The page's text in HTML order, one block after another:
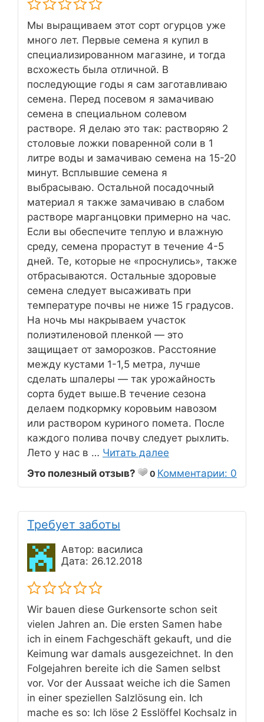
Мы выращиваем этот сорт огурцов уже
много лет. Первые семена я купил в
специализированном магазине, и тогда
всхожесть была отличной. В
последующие годы я сам заготавливаю
семена. Перед посевом я замачиваю
семена в специальном солевом
растворе. Я делаю это так: растворяю 2
столовые ложки поваренной соли в 1
литре воды и замачиваю семена на 15-20
минут. Всплывшие семена я
выбрасываю. Остальной посадочный
материал я также замачиваю в слабом
растворе марганцовки примерно на час.
Если вы обеспечите теплую и влажную
среду, семена прорастут в течение 4-5
дней. Те, которые не «проснулись», также
отбрасываются. Остальные здоровые
семена следует высаживать при
температуре почвы не ниже 15 градусов.
На ночь мы накрываем участок
полиэтиленовой пленкой — это
защищает от заморозков. Расстояние
между кустами 1-1,5 метра, лучше
сделать шпалеры — так урожайность
сорта будет выше.В течение сезона
делаем подкормку коровьим навозом
или раствором куриного помета. После
каждого полива почву следует рыхлить.
Лето у нас в … Читать далее
Это полезный отзыв?
0 Комментарии: 0
Требует заботы
Автор: василиса
Дата: 26.12.2018
Wir bauen diese Gurkensorte schon seit
vielen Jahren an. Die ersten Samen habe
ich in einem Fachgeschäft gekauft, und die
Keimung war damals ausgezeichnet. In den
Folgejahren bereite ich die Samen selbst
vor. Vor der Aussaat weiche ich die Samen
in einer speziellen Salzlösung ein. Ich
mache es so: Ich löse 2 Esslöffel Kochsalz in